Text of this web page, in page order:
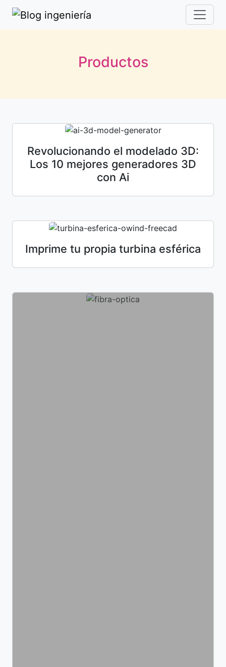
Productos
Revolucionando el modelado 3D:
Los 10 mejores generadores 3D
con Ai
Imprime tu propia turbina esférica